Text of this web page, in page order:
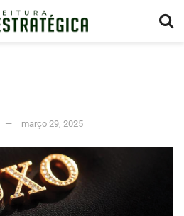
março 29, 2025